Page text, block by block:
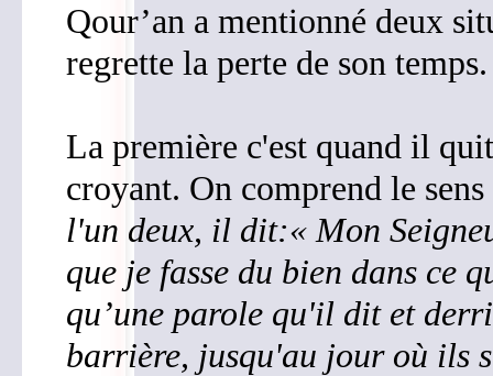
Qour’an a mentionné deux
regrette la perte de son temps.
La première c'est quand il
croyant. On comprend le sens
l'un deux, il dit:« Mon
que je fasse du bien dans ce
qu’une parole qu'il dit et
barrière, jusqu'au jour où ils